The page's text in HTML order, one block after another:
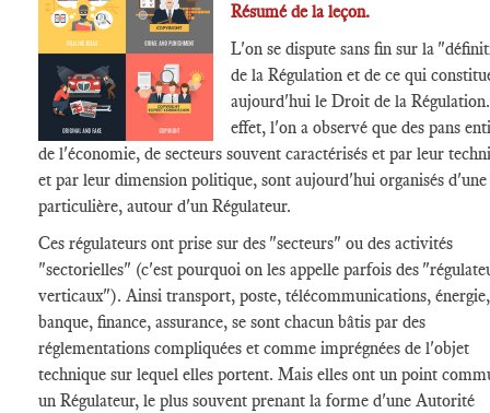
Résumé de la leçon.
L'on se dispute sans fin sur la
de la Régulation et de ce qui
aujourd'hui le Droit de la
effet, l'on a observé que des pans
de l'économie, de secteurs souvent caractérisés et par leur
et par leur dimension politique, sont aujourd'hui organisés
particulière, autour d'un Régulateur.
Ces régulateurs ont prise sur des "secteurs" ou des activités
"sectorielles" (c'est pourquoi on les appelle parfois des
verticaux"). Ainsi transport, poste, télécommunications, énergie,
banque, finance, assurance, se sont chacun bâtis par des
réglementations compliquées et comme imprégnées de l'objet
technique sur lequel elles portent. Mais elles ont un point
un Régulateur, le plus souvent prenant la forme d'une Autorité